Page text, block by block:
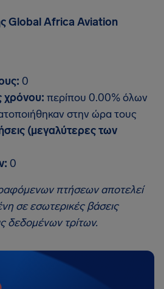
Global Africa Aviation
0
χρόνου: περίπου 0.00% όλων
στην ώρα τους
(μεγαλύτερες των
0
πτήσεων αποτελεί
σε εσωτερικές βάσεις
δεδομένων τρίτων.